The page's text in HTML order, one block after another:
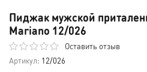
Пиджак мужской
Mariano 12/026
Оставить отзыв
Артикул: 12/026